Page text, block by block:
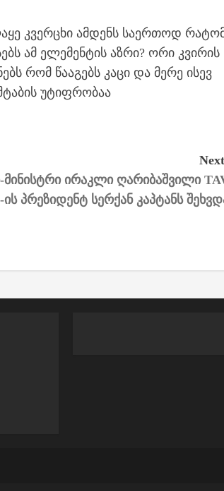
კვერცხი ამდენს საერთოდ
ამ ელემენტის აზრი? ორი კვირის
რომ წააგებს კაცი და მერე ისევ
უტიფრობაა
მინისტრი ირაკლი ღარიბაშვილი
პრეზიდენტ სერქან კაპტანს